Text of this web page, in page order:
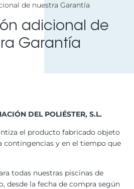
de nuestra Garantía
adicional de
Garantía
DEL POLIÉSTER, S.L.
el producto fabricado objeto
contingencias y en el tiempo que
todas nuestras piscinas de
desde la fecha de compra según